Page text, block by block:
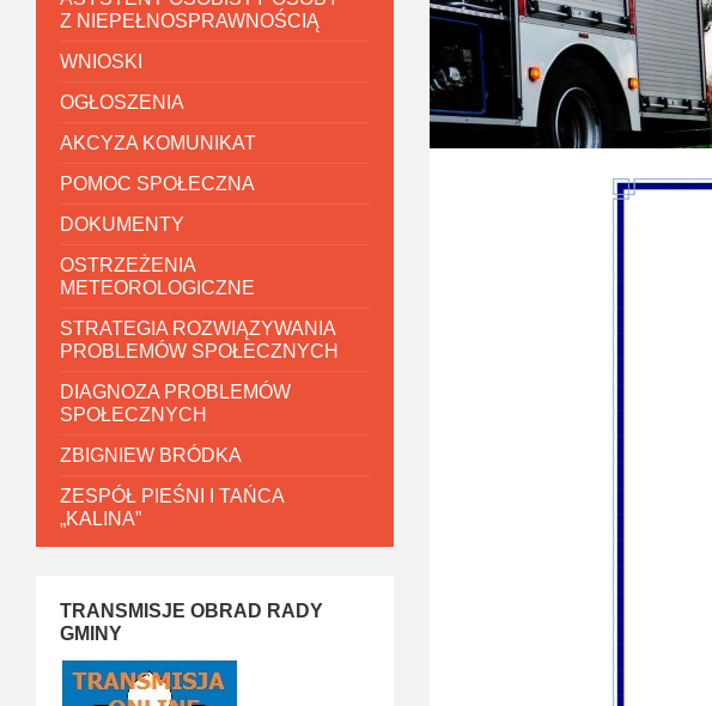
Z NIEPEŁNOSPRAWNOŚCIĄ
WNIOSKI
OGŁOSZENIA
AKCYZA KOMUNIKAT
POMOC SPOŁECZNA
DOKUMENTY
OSTRZEŻENIA
METEOROLOGICZNE
STRATEGIA ROZWIĄZYWANIA
PROBLEMÓW SPOŁECZNYCH
DIAGNOZA PROBLEMÓW
SPOŁECZNYCH
ZBIGNIEW BRÓDKA
ZESPÓŁ PIEŚNI I TAŃCA
„KALINA”
TRANSMISJE OBRAD RADY
GMINY